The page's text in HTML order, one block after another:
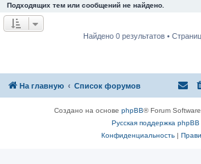
Подходящих тем или сообщений не найдено.
Найдено 0 результатов •
На главную Список форумов
Создано на основе phpBB® Forum
Русская поддержка phpBB
Конфиденциальность|